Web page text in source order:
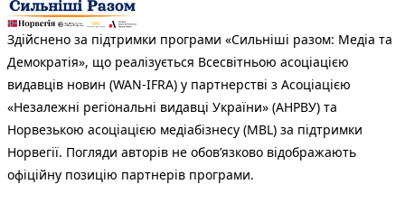
Здійснено за підтримки програми «Сильніші разом: Медіа та
Демократія», що реалізується Всесвітньою асоціацією
видавців новин (WAN-IFRA) у партнерстві з Асоціацією
«Незалежні регіональні видавці України» (АНРВУ) та
Норвезькою асоціацією медіабізнесу (MBL) за підтримки
Норвегії. Погляди авторів не обов’язково відображають
офіційну позицію партнерів програми.